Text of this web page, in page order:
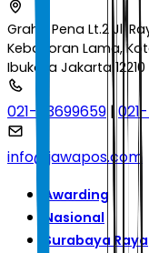
Graha Pena Lt.2 Jl.
Kebayoran Lama,
Ibukota Jakarta 12210
021-53699659 |
info@jawapos.com
Awarding
Nasional
Surabaya Raya